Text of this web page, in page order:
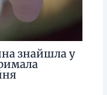
знайшла у